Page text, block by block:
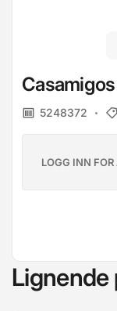
5248372
LOGG INN FOR